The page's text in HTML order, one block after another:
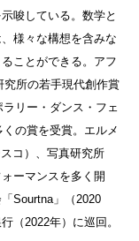
唆している。数学と
様々な構想を含みな
ことができる。アフ
究所の若手現代創作賞
ラリー・ダンス・フェ
の賞を受賞。エルメ
コ）、写真研究所
ーマンスを多く開
Sourtna」（2020
（2022年）に巡回。